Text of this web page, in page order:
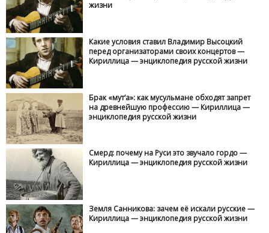
жизни
Какие условия ставил Владимир Высоцкий
перед организаторами своих концертов —
Кириллица — энциклопедия русской жизни
Брак «мут‘а»: как мусульмане обходят запрет
на древнейшую профессию — Кириллица —
энциклопедия русской жизни
Смерд: почему на Руси это звучало гордо —
Кириллица — энциклопедия русской жизни
Земля Санникова: зачем её искали русские —
Кириллица — энциклопедия русской жизни